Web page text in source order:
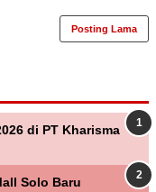
Posting Lama
di PT Kharisma
Solo Baru